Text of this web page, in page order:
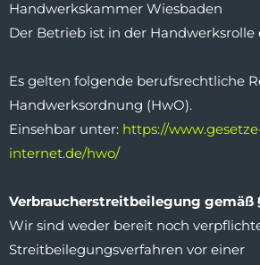
Handwerkskammer Wiesbaden
Der Betrieb ist in der Handwerksrolle
Es gelten folgende berufsrechtliche
Handwerksordnung (HwO).
Einsehbar unter: https://
internet.de/hwo/
Verbraucherstreitbeilegung gemäß
Wir sind weder bereit noch
Streitbeilegungsverfahren vor einer